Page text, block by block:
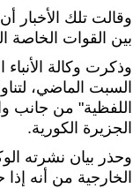
وقالت تلك الأخبار
بين القوات الخاصة
وذكرت وكالة الأنباء
السبت الماضي،
اللفظية" من جانب
الجزيرة الكورية.
وحذر بيان نشرته
الخارجية من أنه